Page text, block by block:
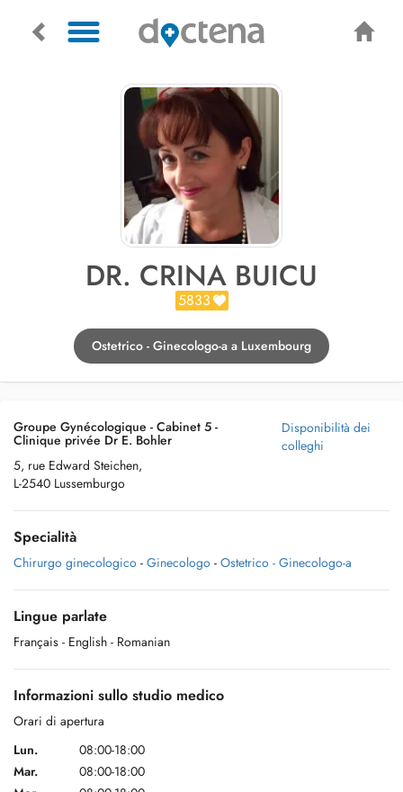
DR. CRINA BUICU
5833
Ostetrico - Ginecologo-a a Luxembourg
Groupe Gynécologique - Cabinet 5 -
Clinique privée Dr E. Bohler
5, rue Edward Steichen,
L-2540 Lussemburgo
Disponibilità dei
colleghi
Specialità
Chirurgo ginecologico - Ginecologo - Ostetrico - Ginecologo-a
Lingue parlate
Français - English - Romanian
Informazioni sullo studio medico
Orari di apertura
Lun.
08:00-18:00
Mar.
08:00-18:00